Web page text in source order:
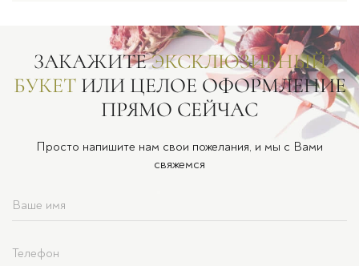
ЗАКАЖИТЕЭКСКЛЮЗИВНЫЙ
БУКЕТИЛИ ЦЕЛОЕ ОФОРМЛЕНИЕ
ПРЯМО СЕЙЧАС
Просто напишите нам свои пожелания, и мы с Вами
свяжемся